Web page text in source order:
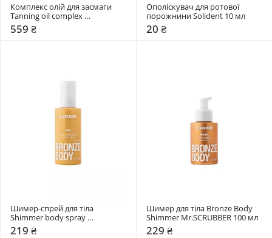
Комплекс олій для засмаги
Tanning oil complex
559 ₴
Ополіскувач для ротової
20 ₴
Шимер-спрей для тіла
Shimmer body spray
219 ₴
Шимер для тіла Bronze Body
229 ₴